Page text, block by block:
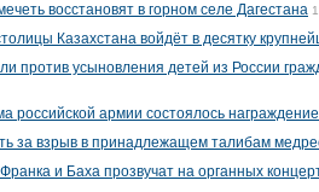
восстановят в горном селе Дагестана
Казахстана войдёт в десятку
против усыновления детей из России
российской армии состоялось
за взрыв в принадлежащем талибам
и Баха прозвучат на органных